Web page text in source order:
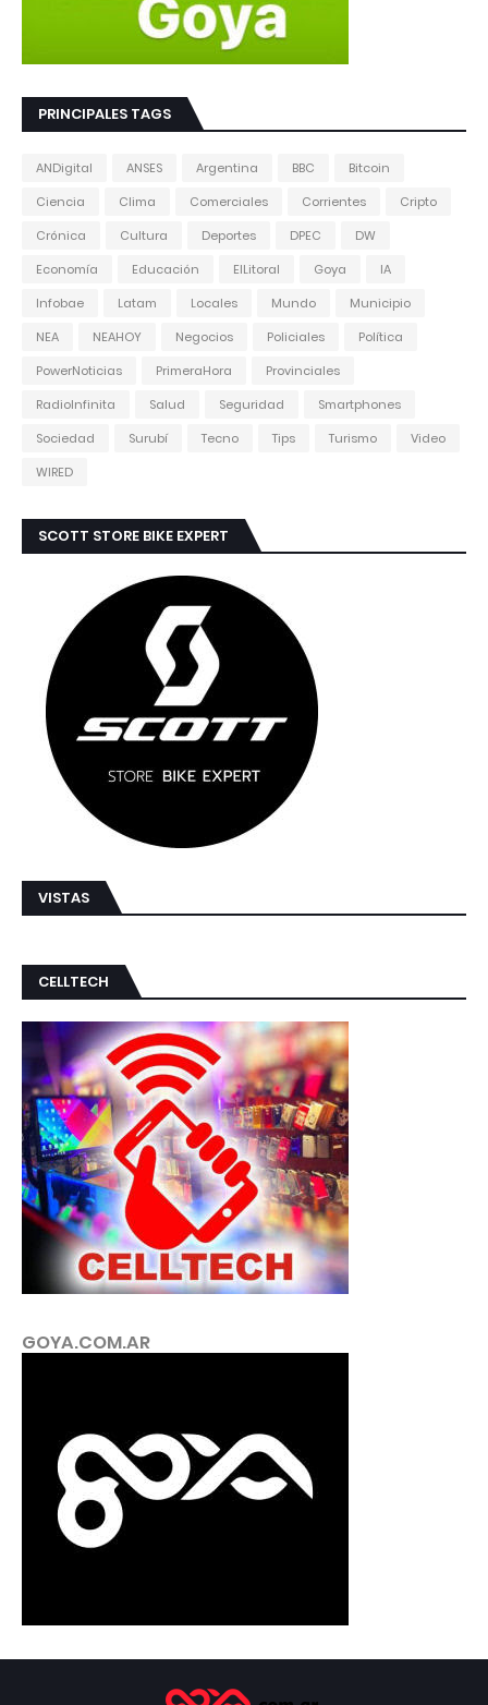
PRINCIPALES TAGS
ANDigital ANSES Argentina BBC
Bitcoin
Ciencia
Clima Comerciales Corrientes
Cripto
Crónica
Cultura Deportes DPEC
DW
Economía
Educación ElLitoral Goya
IA
Infobae
Latam Locales Mundo
Municipio
NEA
NEAHOY Negocios Policiales
Política
PowerNoticias
PrimeraHora
Provinciales
RadioInfinita
Salud Seguridad
Smartphones
Sociedad
Surubí Tecno Tips Turismo
Video
WIRED
SCOTT STORE BIKE EXPERT
VISTAS
CELLTECH
GOYA.COM.AR